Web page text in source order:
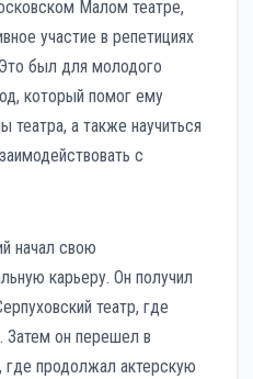
Малом театре,
участие в репетициях
был для молодого
который помог ему
театра, а также научиться
с
начал свою
карьеру. Он получил
театр, где
Затем он перешел в
продолжал актерскую